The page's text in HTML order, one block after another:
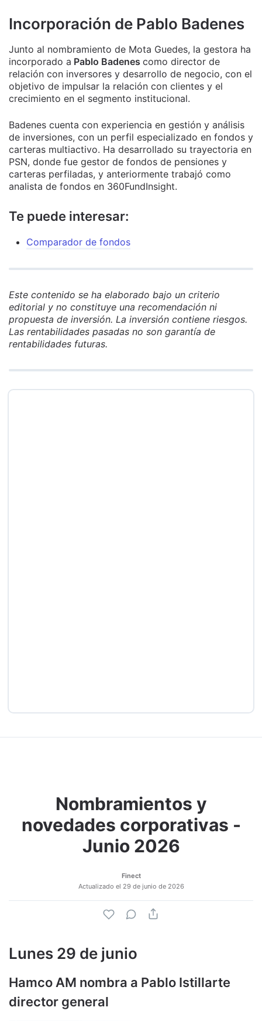
Incorporación de Pablo Badenes
Junto al nombramiento de Mota Guedes, la gestora ha
incorporado a Pablo Badenes como director de
relación con inversores y desarrollo de negocio, con el
objetivo de impulsar la relación con clientes y el
crecimiento en el segmento institucional.
Badenes cuenta con experiencia en gestión y análisis
de inversiones, con un perfil especializado en fondos y
carteras multiactivo. Ha desarrollado su trayectoria en
PSN, donde fue gestor de fondos de pensiones y
carteras perfiladas, y anteriormente trabajó como
analista de fondos en 360FundInsight.
Te puede interesar:
Comparador de fondos
Este contenido se ha elaborado bajo un criterio
editorial y no constituye una recomendación ni
propuesta de inversión. La inversión contiene riesgos.
Las rentabilidades pasadas no son garantía de
rentabilidades futuras.
Nombramientos y
novedades corporativas -
Junio 2026
Finect
Actualizado el 29 de junio de 2026
Lunes 29 de junio
Hamco AM nombra a Pablo Istillarte
director general